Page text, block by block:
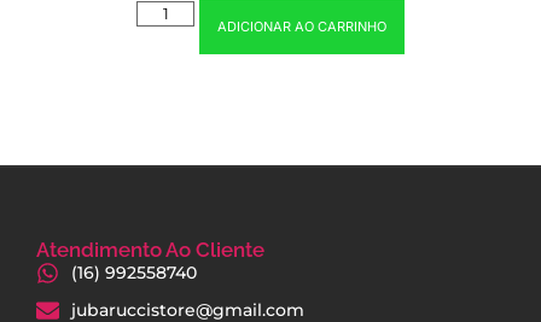
ADICIONAR AO CARRINHO
Atendimento Ao Cliente
(16) 992558740
jubaruccistore@gmail.com